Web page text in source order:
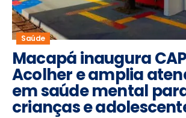
Saúde
Macapá inaugura
Acolher e amplia
em saúde mental
crianças e